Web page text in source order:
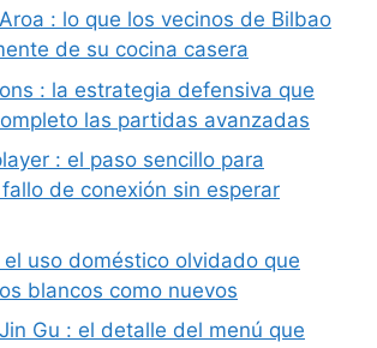
: lo que los vecinos de Bilbao
de su cocina casera
: la estrategia defensiva que
las partidas avanzadas
: el paso sencillo para
de conexión sin esperar
uso doméstico olvidado que
blancos como nuevos
Gu : el detalle del menú que